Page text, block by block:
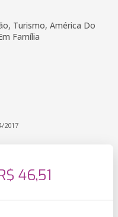
Turismo, América Do
Família
2017
46,51